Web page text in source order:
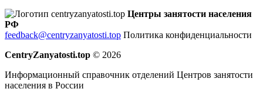
Центры занятости населения
РФ
feedback@centryzanyatosti.top Политика конфиденциальности
CentryZanyatosti.top © 2026
Информационный справочник отделений Центров занятости
населения в России